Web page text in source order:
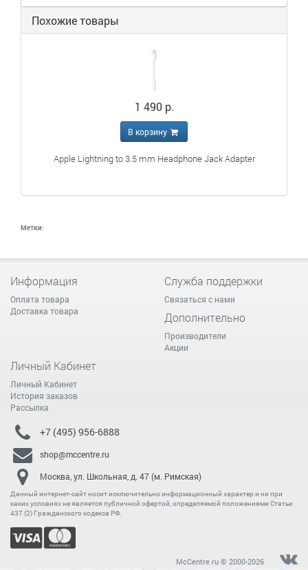
Похожие товары
1 490 р.
В корзину
Apple Lightning to 3.5 mm Headphone Jack Adapter
Метки:
Информация
Оплата товара
Доставка товара
Служба поддержки
Связаться с нами
Дополнительно
Производители
Акции
Личный Кабинет
Личный Кабинет
История заказов
Рассылка
+7 (495) 956-6888
shop@mccentre.ru
Москва, ул. Школьная, д. 47 (м. Римская)
Данный интернет-сайт носит исключительно информационный характер и ни при
каких условиях не является публичной офертой, определяемой положениями Статьи
437 (2) Гражданского кодекса РФ.
McCentre.ru © 2000-2026